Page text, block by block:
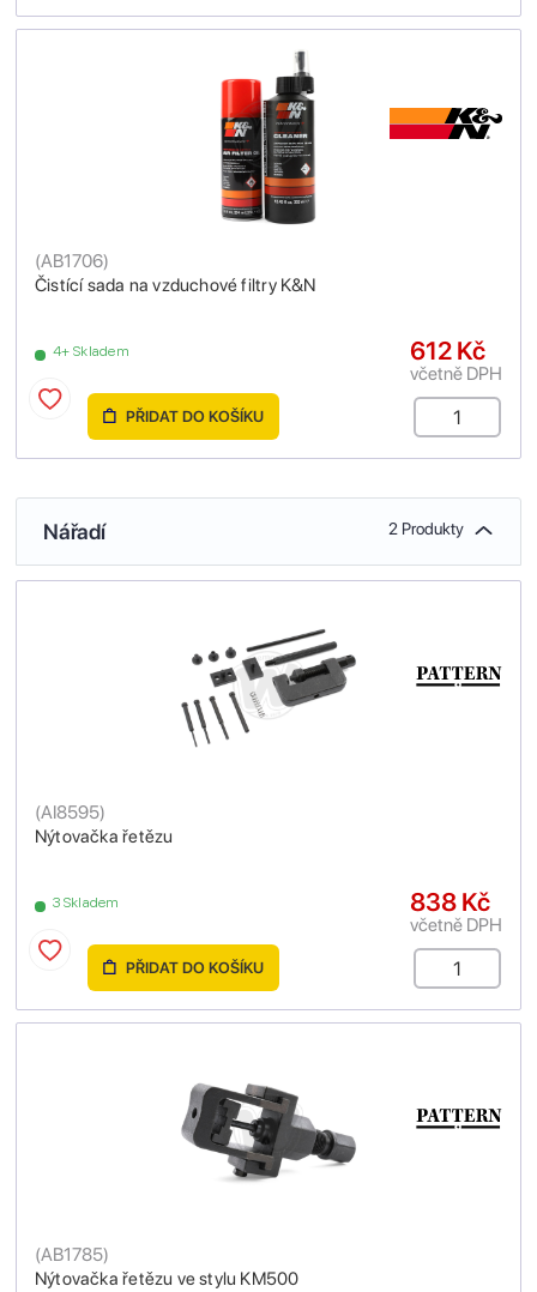
Čistící sada na vzduchové filtry K&N
(AB1706)
4+ Skladem 612 Kč
včetně DPH
PŘIDAT DO KOŠÍKU
Nářadí 2 Produkty
Nýtovačka řetězu
(AI8595)
3 Skladem 838 Kč
včetně DPH
PŘIDAT DO KOŠÍKU
Nýtovačka řetězu ve stylu KM500
(AB1785)